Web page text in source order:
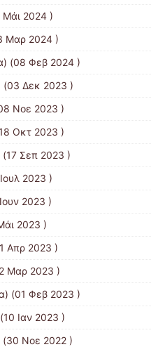
2024 )
Μαρ 2024 )
(08 Φεβ 2024 )
(03 Δεκ 2023 )
Νοε 2023 )
Οκτ 2023 )
(17 Σεπ 2023 )
2023 )
2023 )
2023 )
Απρ 2023 )
Μαρ 2023 )
(01 Φεβ 2023 )
Ιαν 2023 )
(30 Νοε 2022 )